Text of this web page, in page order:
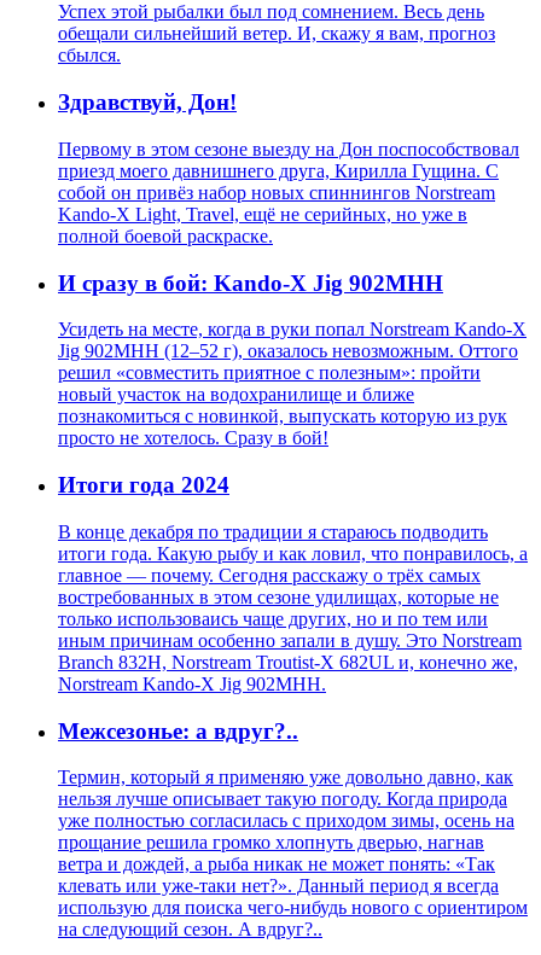
Успех этой рыбалки был под сомнением. Весь день
обещали сильнейший ветер. И, скажу я вам, прогноз
сбылся.
Здравствуй, Дон!
Первому в этом сезоне выезду на Дон поспособствовал
приезд моего давнишнего друга, Кирилла Гущина. С
собой он привёз набор новых спиннингов Norstream
Kando-X Light, Travel, ещё не серийных, но уже в
полной боевой раскраске.
И сразу в бой: Kando-X Jig 902MHH
Усидеть на месте, когда в руки попал Norstream Kando-X
Jig 902MHH (12–52 г), оказалось невозможным. Оттого
решил «совместить приятное с полезным»: пройти
новый участок на водохранилище и ближе
познакомиться с новинкой, выпускать которую из рук
просто не хотелось. Сразу в бой!
Итоги года 2024
В конце декабря по традиции я стараюсь подводить
итоги года. Какую рыбу и как ловил, что понравилось, а
главное — почему. Сегодня расскажу о трёх самых
востребованных в этом сезоне удилищах, которые не
только использоваись чаще других, но и по тем или
иным причинам особенно запали в душу. Это Norstream
Branch 832H, Norstream Troutist-X 682UL и, конечно же,
Norstream Kando-X Jig 902MHH.
Межсезонье: а вдруг?..
Термин, который я применяю уже довольно давно, как
нельзя лучше описывает такую погоду. Когда природа
уже полностью согласилась с приходом зимы, осень на
прощание решила громко хлопнуть дверью, нагнав
ветра и дождей, а рыба никак не может понять: «Так
клевать или уже-таки нет?». Данный период я всегда
использую для поиска чего-нибудь нового с ориентиром
на следующий сезон. А вдруг?..